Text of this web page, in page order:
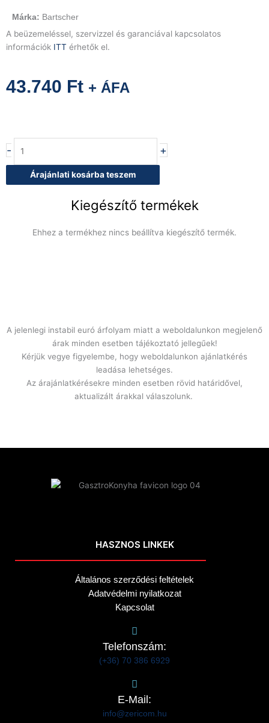
Bartscher
A beüzemeléssel, szervizzel és garanciával kapcsolatos
információk ITT érhetők el.
43.740 Ft + ÁFA
-
2x4
literes
fritőz
+
Árajánlati kosárba teszem
Kiegészítő termékek
Ehhez a termékhez nincs beállítva kiegészítő termék.
A jelenlegi instabil euró árfolyam miatt a weboldalunkon megjelenő
árak minden esetben tájékoztató jellegűek!
Kérjük vegye figyelembe, hogy weboldalunkon ajánlatkérés
leadása lehetséges.
Az árajánlatkérésekre minden esetben rövid határidővel,
aktualizált árakkal válaszolunk.
HASZNOS LINKEK
Általános szerződési feltételek
Adatvédelmi nyilatkozat
Kapcsolat
Telefonszám:
(+36) 70 386 6929
E-Mail:
info@zericom.hu